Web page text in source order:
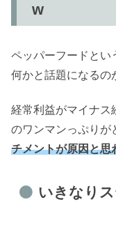
w
ペッパーフードとい
何かと話題になるの
経常利益がマイナス
のワンマンっぷりが
チメントが原因と思
いきなり